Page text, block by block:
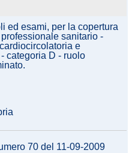
ed esami, per la copertura
sanitario -
e
categoria D - ruolo
70 del 11-09-2009